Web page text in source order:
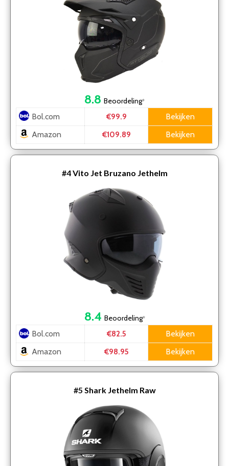
8.8 Beoordeling*
Bol.com €99.9
Bekijken
Amazon
€109.89 Bekijken
#4Vito Jet Bruzano Jethelm
8.4 Beoordeling*
Bol.com €82.5
Bekijken
Amazon
€98.95 Bekijken
#5 Shark Jethelm Raw